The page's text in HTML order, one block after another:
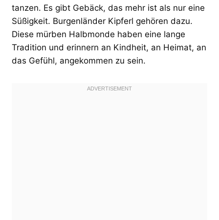
tanzen. Es gibt Gebäck, das mehr ist als nur eine
Süßigkeit. Burgenländer Kipferl gehören dazu.
Diese mürben Halbmonde haben eine lange
Tradition und erinnern an Kindheit, an Heimat, an
das Gefühl, angekommen zu sein.